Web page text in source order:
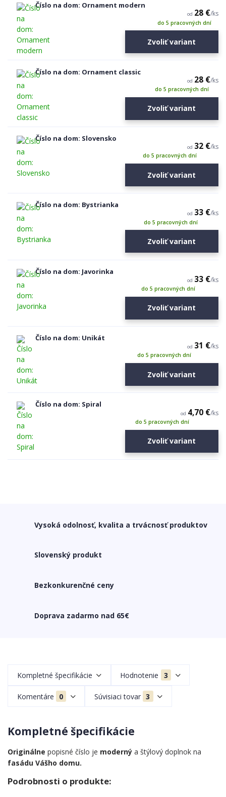
Číslo na dom: Ornament modern
od 28 €/ks
do 5 pracovných dní
Zvoliť variant
Číslo na dom: Ornament classic
od 28 €/ks
do 5 pracovných dní
Zvoliť variant
Číslo na dom: Slovensko
od 32 €/ks
do 5 pracovných dní
Zvoliť variant
Číslo na dom: Bystrianka
od 33 €/ks
do 5 pracovných dní
Zvoliť variant
Číslo na dom: Javorinka
od 33 €/ks
do 5 pracovných dní
Zvoliť variant
Číslo na dom: Unikát
od 31 €/ks
do 5 pracovných dní
Zvoliť variant
Číslo na dom: Spiral
od 4,70 €/ks
do 5 pracovných dní
Zvoliť variant
Vysoká odolnosť, kvalita a trvácnosť produktov
Slovenský produkt
Bezkonkurenčné ceny
Doprava zadarmo nad 65€
Kompletné špecifikácie Hodnotenie 3
Komentáre 0 Súvisiaci tovar 3
Kompletné špecifikácie
Originálne popisné číslo je moderný a štýlový doplnok na
fasádu Vášho domu.
Podrobnosti o produkte: